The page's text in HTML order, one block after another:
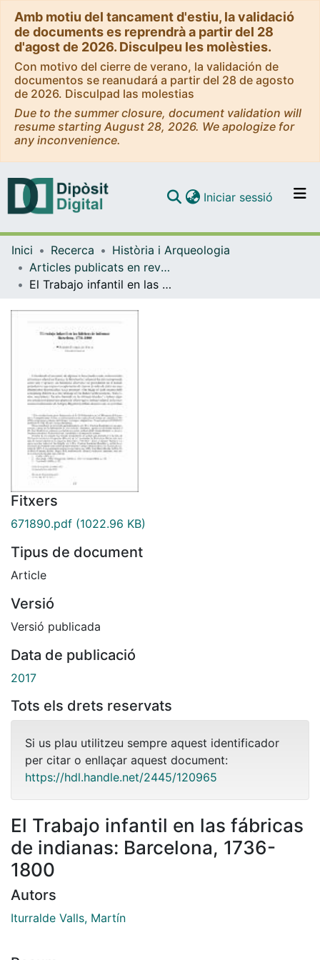
Amb motiu del tancament d'estiu, la validació
de documents es reprendrà a partir del 28
d'agost de 2026. Disculpeu les molèsties.
Con motivo del cierre de verano, la validación de
documentos se reanudará a partir del 28 de agosto
de 2026. Disculpad las molestias
Due to the summer closure, document validation will
resume starting August 28, 2026. We apologize for
any inconvenience.
Navega per tot el DD
Iniciar sessió (current)
Inici Recerca
Història i Arqueologia
Articles publicats en revistes (Història i Arqueologia)
El Trabajo infantil en las fábricas de indianas: Barcelona, 1736-1800
Fitxers
671890.pdf (1022.96 KB)
Tipus de document
Article
Versió
Versió publicada
Data de publicació
2017
Tots els drets reservats
Si us plau utilitzeu sempre aquest identificador
per citar o enllaçar aquest document:
https://hdl.handle.net/2445/120965
El Trabajo infantil en las fábricas
de indianas: Barcelona, 1736-
1800
Autors
Iturralde Valls, Martín